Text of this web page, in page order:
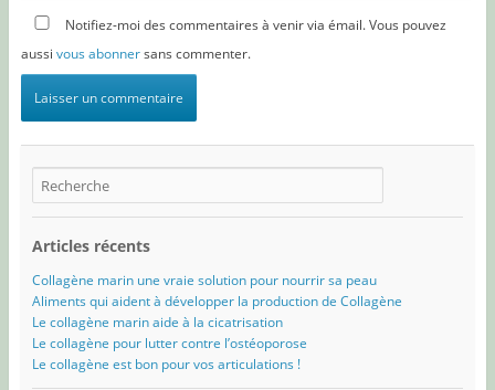
Notifiez-moi des commentaires à venir via émail. Vous pouvez
aussi vous abonnersans commenter.
Articles récents
Collagène marin une vraie solution pour nourrir sa peau
Aliments qui aident à développer la production de Collagène
Le collagène marin aide à la cicatrisation
Le collagène pour lutter contre l’ostéoporose
Le collagène est bon pour vos articulations !